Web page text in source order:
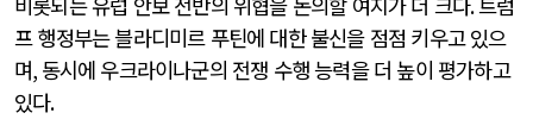
프 행정부는 블라디미르 푸틴에 대한 불신을 점점 키우고 있으
며, 동시에 우크라이나군의 전쟁 수행 능력을 더 높이 평가하고
있다.